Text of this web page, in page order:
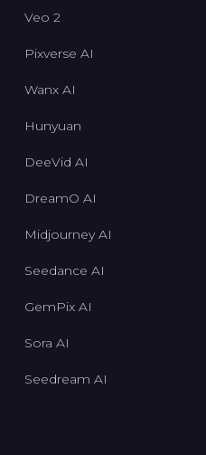
Veo 2
Pixverse AI
Wanx AI
Hunyuan
DeeVid AI
DreamO AI
Midjourney AI
Seedance AI
GemPix AI
Sora AI
Seedream AI